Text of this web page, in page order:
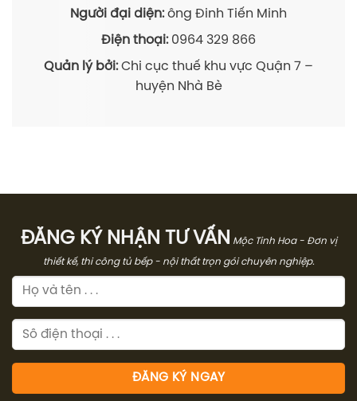
Người đại diện:ông Đinh Tiến Minh
Điện thoại:0964 329 866
Quản lý bởi:Chi cục thuế khu vực Quận 7 –
huyện Nhà Bè
ĐĂNG KÝ NHẬN TƯ VẤN
Mộc Tinh Hoa - Đơn vị
thiết kế, thi công tủ bếp - nội thất trọn gói chuyên nghiệp.